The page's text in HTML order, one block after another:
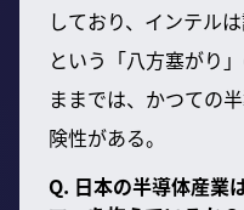
しており、インテル
という「八方塞がり
ままでは、かつての
険性がある。
Q. 日本の半導体産業